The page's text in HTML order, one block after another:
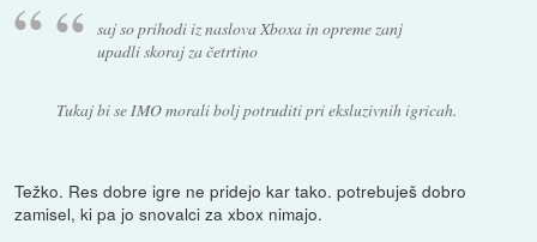
saj so prihodi iz naslova Xboxa in opreme zanj
upadli skoraj za četrtino
Tukaj bi se IMO morali bolj potruditi pri eksluzivnih igricah.
Težko. Res dobre igre ne pridejo kar tako. potrebuješ dobro
zamisel, ki pa jo snovalci za xbox nimajo.